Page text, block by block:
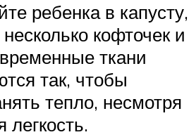
ребенка в капусту,
кофточек и
ткани
так, чтобы
тепло, несмотря